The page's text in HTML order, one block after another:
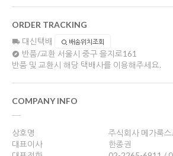
ORDER TRACKING
대신택배 배송위치조회
반품/교환 서울시 중구 을지로161
반품 및 교환시 해당 택배사를 이용해주세요.
COMPANY INFO
상호명
주식회사 메가룩스
대표이사
한종권